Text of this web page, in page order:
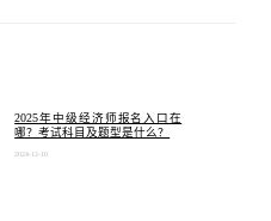
2025年中级经济师报名入口在
哪？考试科目及题型是什么？
2024-12-10